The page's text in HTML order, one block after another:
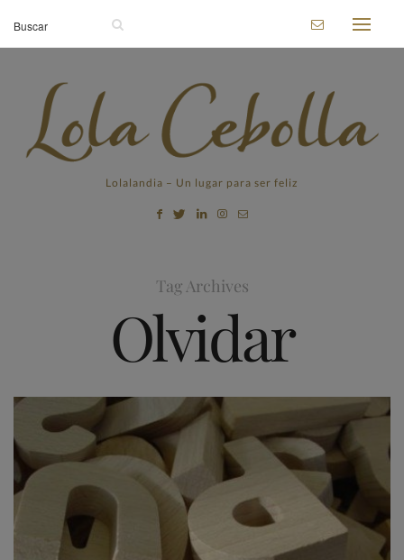
Lolalandia – Un lugar para ser feliz
Tag Archives
Olvidar